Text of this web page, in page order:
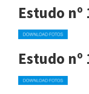
Estudo nº
Estudo nº